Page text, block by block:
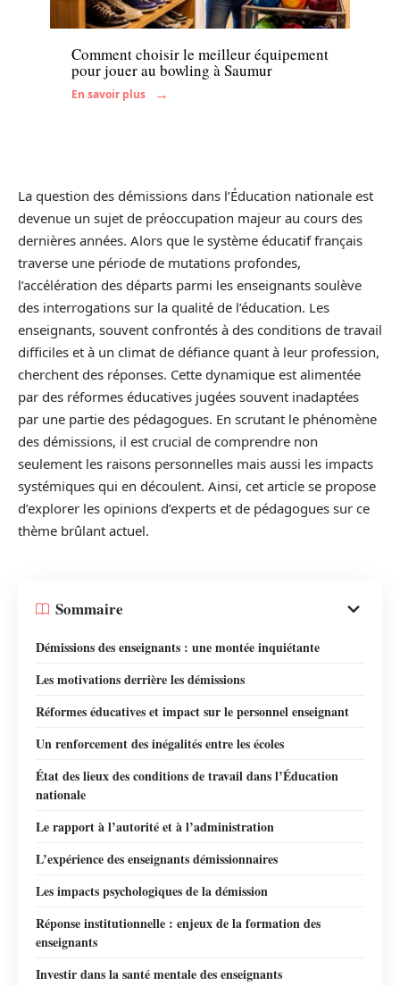
Famille
Comment choisir le meilleur équipement
pour jouer au bowling à Saumur
En savoir plus
La question des démissions dans l’Éducation nationale est
devenue un sujet de préoccupation majeur au cours des
dernières années. Alors que le système éducatif français
traverse une période de mutations profondes,
l’accélération des départs parmi les enseignants soulève
des interrogations sur la qualité de l’éducation. Les
enseignants, souvent confrontés à des conditions de travail
difficiles et à un climat de défiance quant à leur profession,
cherchent des réponses. Cette dynamique est alimentée
par des réformes éducatives jugées souvent inadaptées
par une partie des pédagogues. En scrutant le phénomène
des démissions, il est crucial de comprendre non
seulement les raisons personnelles mais aussi les impacts
systémiques qui en découlent. Ainsi, cet article se propose
d’explorer les opinions d’experts et de pédagogues sur ce
thème brûlant actuel.
Sommaire
Démissions des enseignants : une montée inquiétante
Les motivations derrière les démissions
Réformes éducatives et impact sur le personnel enseignant
Un renforcement des inégalités entre les écoles
État des lieux des conditions de travail dans l’Éducation
nationale
Le rapport à l’autorité et à l’administration
L’expérience des enseignants démissionnaires
Les impacts psychologiques de la démission
Réponse institutionnelle : enjeux de la formation des
enseignants
Investir dans la santé mentale des enseignants